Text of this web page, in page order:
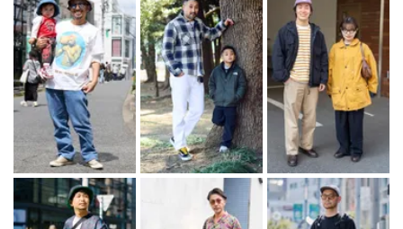
パンツ ニューバランス
腕時計 ティソ
シューズ ニューバランス